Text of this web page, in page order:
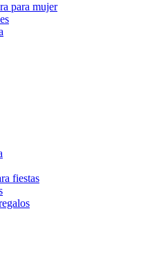
para mujer
fiestas